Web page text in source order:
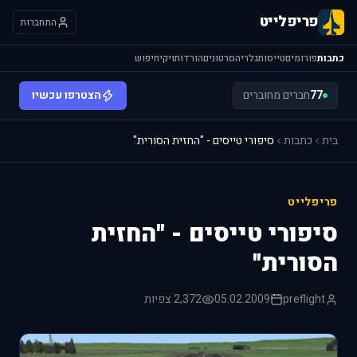
פריפלייט התחברות
כתבותפורומיםטייסותגלריהסרטוניםהורדותויקיחיפוש
77חברים מחוברים הצטרפו עכשיו
בית כתבות סיפורי טייסים - "החזית הסורית"
פריפלייט
סיפורי טייסים - "החזית
הסורית"
preflight
05.02.2009 2,372 צפיות